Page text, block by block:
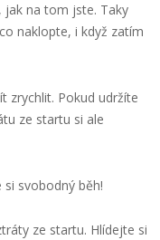
jak na tom jste. Taky
naklopte, i když zatím
zrychlit. Pokud udržíte
ze startu si ale
svobodný běh!
ze startu. Hlídejte si